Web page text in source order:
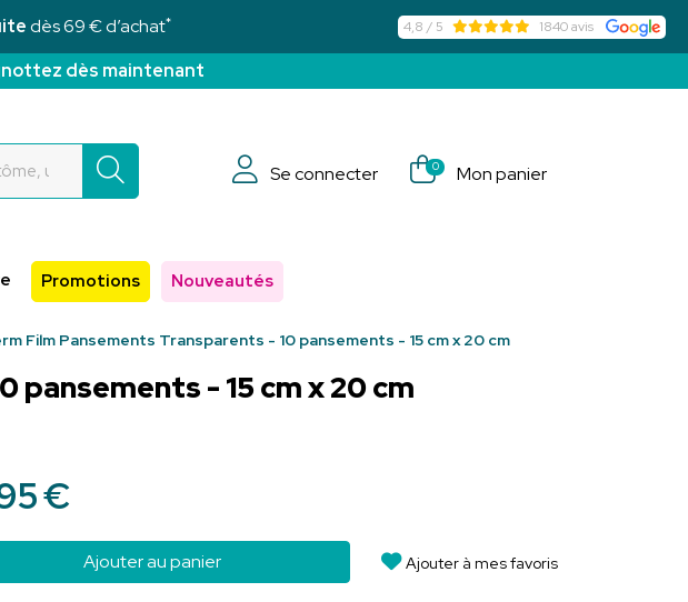
dès 69 € d’achat* 4,8 / 5 1840 avis
dès maintenant
Se connecter
0 Mon panier
Promotions Nouveautés
Film Pansements Transparents - 10 pansements - 15 cm x 20 cm
pansements - 15 cm x 20 cm
€
Ajouter au panier Ajouter à mes favoris